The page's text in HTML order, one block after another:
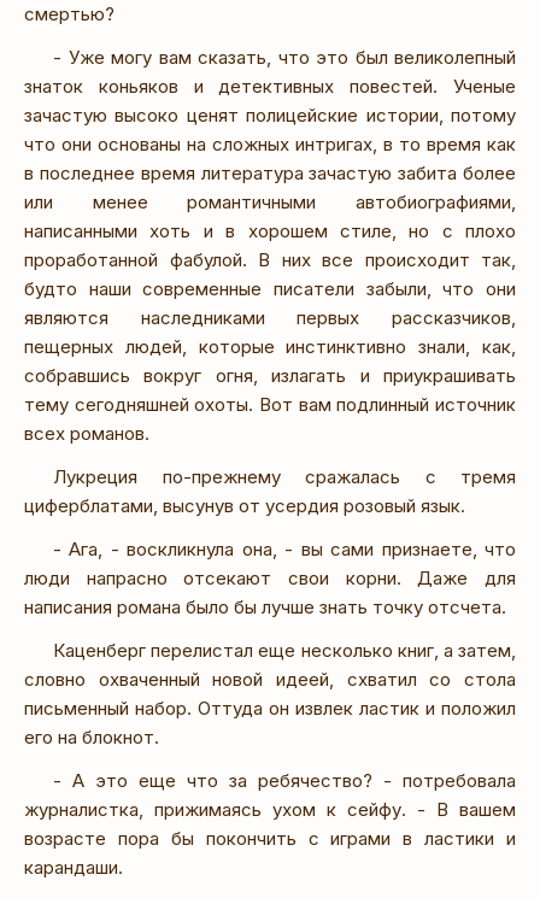
смертью?
- Уже могу вам сказать, что это был великолепный
знаток коньяков и детективных повестей. Ученые
зачастую высоко ценят полицейские истории, потому
что они основаны на сложных интригах, в то время как
в последнее время литература зачастую забита более
или менее романтичными автобиографиями,
написанными хоть и в хорошем стиле, но с плохо
проработанной фабулой. В них все происходит так,
будто наши современные писатели забыли, что они
являются наследниками первых рассказчиков,
пещерных людей, которые инстинктивно знали, как,
собравшись вокруг огня, излагать и приукрашивать
тему сегодняшней охоты. Вот вам подлинный источник
всех романов.
Лукреция по-прежнему сражалась с тремя
циферблатами, высунув от усердия розовый язык.
- Ага, - воскликнула она, - вы сами признаете, что
люди напрасно отсекают свои корни. Даже для
написания романа было бы лучше знать точку отсчета.
Каценберг перелистал еще несколько книг, а затем,
словно охваченный новой идеей, схватил со стола
письменный набор. Оттуда он извлек ластик и положил
его на блокнот.
- А это еще что за ребячество? - потребовала
журналистка, прижимаясь ухом к сейфу. - В вашем
возрасте пора бы покончить с играми в ластики и
карандаши.